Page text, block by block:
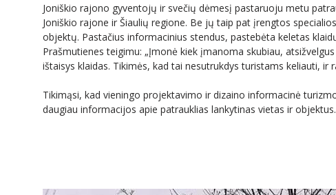
Joniškio rajono gyventojų ir svečių dėmesį pastaruoju metu
Joniškio rajone ir Šiaulių regione. Be jų taip pat įrengtos
objektų. Pastačius informacinius stendus, pastebėta keletas
Prašmutienes teigimu: „Įmonė kiek įmanoma skubiau,
ištaisys klaidas. Tikimės, kad tai nesutrukdys turistams keliauti, ir
Tikimąsi, kad vieningo projektavimo ir dizaino informacinė
daugiau informacijos apie patrauklias lankytinas vietas ir objektus.